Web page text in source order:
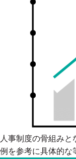
人事制度の骨組み
例を参考に具体的な